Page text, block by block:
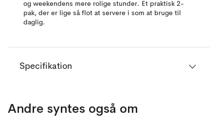
og weekendens mere rolige stunder. Et praktisk 2-
pak, der er lige så flot at servere i som at bruge til
daglig.
Specifikation
Andre syntes også om